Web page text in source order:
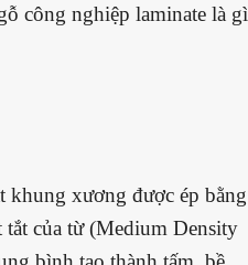
công nghiệp laminate là gì
khung xương được ép bằng
tắt của từ (Medium Density